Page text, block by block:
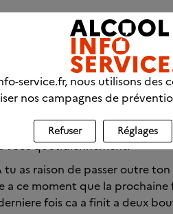
!!
de me connecter depuis le
vous quotidiennement!
as raison de passer outre
a ce moment que la
fois ca a finit a deux
service.fr, nous utilisons des
nos campagnes de
Refuser Réglages